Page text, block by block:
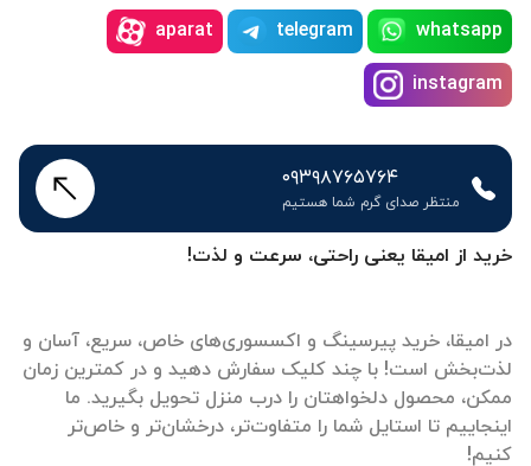
خرید از امیقا یعنی راحتی، سرعت و لذت!
در امیقا، خرید پیرسینگ و اکسسوری‌های خاص، سریع، آسان و
لذت‌بخش است! با چند کلیک سفارش دهید و در کمترین زمان
ممکن، محصول دلخواهتان را درب منزل تحویل بگیرید. ما
اینجاییم تا استایل شما را متفاوت‌تر، درخشان‌تر و خاص‌تر
whatsapp
telegram
aparat
instagram
۰۹۳۹۸۷۶۵۷۶۴
منتظر صدای گرم شما هستیم